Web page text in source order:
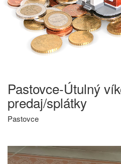
Pastovce-Útulný
predaj/splátky
Pastovce